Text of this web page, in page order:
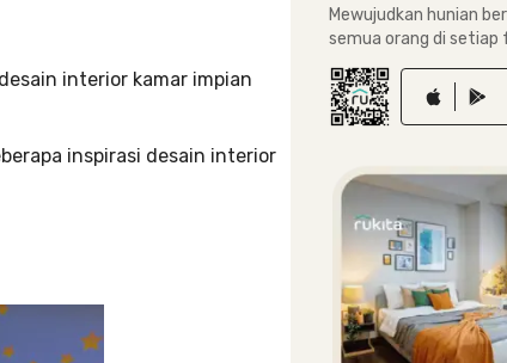
interior kamar impian
inspirasi desain interior
Mewujudkan hunian
semua orang di setiap